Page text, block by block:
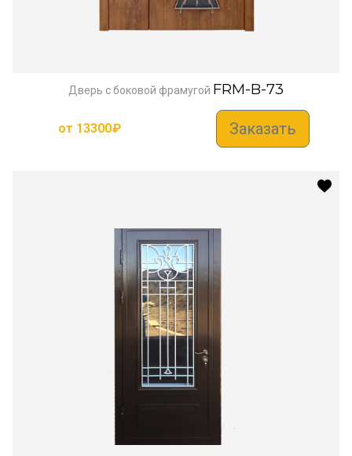
Дверь с боковой фрамугой FRM-B-73
от 13300₽ Заказать